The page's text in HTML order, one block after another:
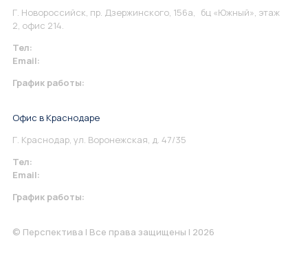
Г. Новороссийск, пр. Дзержинского, 156а, бц «Южный», этаж
2, офис 214.
Тел:
Email:
График работы:
Офис в Краснодаре
Г. Краснодар, ул. Воронежская, д. 47/35
Тел:
Email:
График работы:
© Перспектива | Все права защищены | 2026